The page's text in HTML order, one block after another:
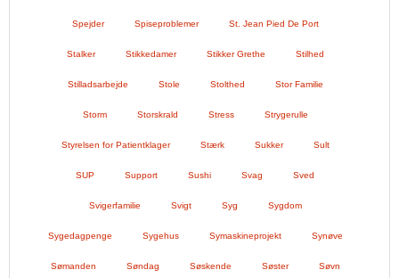
Spejder Spiseproblemer St. Jean Pied De Port
Stalker Stikkedamer Stikker Grethe Stilhed
Stilladsarbejde Stole Stolthed Stor Familie
Storm Storskrald Stress Strygerulle
Styrelsen for Patientklager Stærk Sukker Sult
SUP Support Sushi Svag Sved
Svigerfamilie Svigt Syg Sygdom
Sygedagpenge Sygehus Symaskineprojekt Synøve
Sømanden Søndag Søskende Søster Søvn